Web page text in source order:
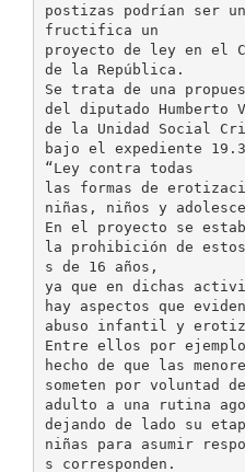
postizas podrían ser
fructifica un
proyecto de ley en el
de la República.
Se trata de una
del diputado Humberto
de la Unidad Social
bajo el expediente
“Ley contra todas
las formas de
niñas, niños y
En el proyecto se
la prohibición de estos
s de 16 años,
ya que en dichas
hay aspectos que
abuso infantil y
Entre ellos por
hecho de que las
someten por voluntad
adulto a una rutina
dejando de lado su
niñas para asumir
s corresponden.